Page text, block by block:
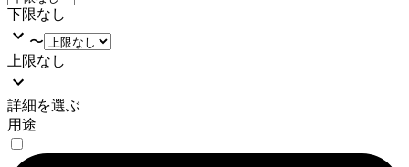
下限なし
〜
上限なし
詳細を選ぶ
用途